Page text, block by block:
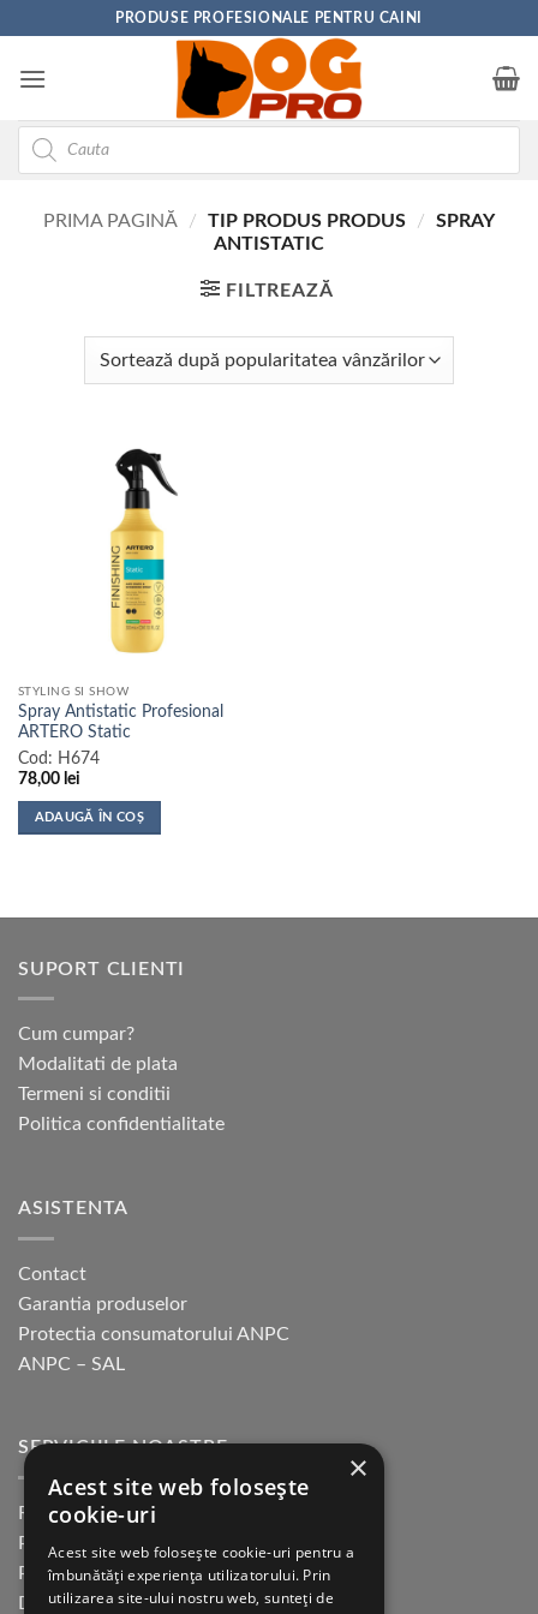
content
PRODUSE PROFESIONALE PENTRU CAINI
Products
search
PRIMA PAGINĂ / TIP PRODUS PRODUS /
SPRAY
ANTISTATIC
FILTREAZĂ
STYLING SI SHOW
Spray Antistatic Profesional
ARTERO Static
Cod: H674
78,00 lei
ADAUGĂ ÎN COȘ
SUPORT CLIENTI
Cum cumpar?
Modalitati de plata
Termeni si conditii
Politica confidentialitate
ASISTENTA
Contact
Garantia produselor
Protectia consumatorului ANPC
ANPC – SAL
SERVICIILE NOASTRE
Returnare in 30 de zile
Plata cu cardul Guerrilla
Plata in rate fara dobanda
Distributie sau profesionisti
×
Acest site web folosește
cookie-uri
Acest site web folosește cookie-uri pentru a
îmbunătăți experiența utilizatorului. Prin
utilizarea site-ului nostru web, sunteți de